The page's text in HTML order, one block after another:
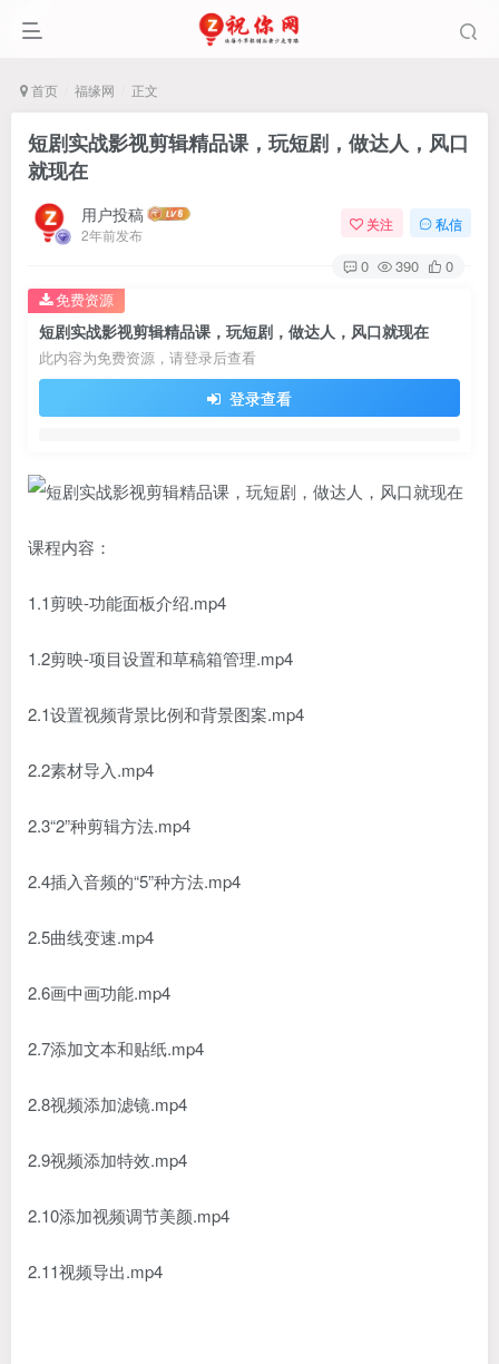
首页 福缘网 正文
短剧实战影视剪辑精品课，玩短剧，做达人，风口
就现在
用户投稿
2年前发布
关注 私信
0 390 0
短剧实战影视剪辑精品课，玩短剧，做达人，风口就现在
此内容为免费资源，请登录后查看
登录查看
免费资源
课程内容：
1.1剪映-功能面板介绍.mp4
1.2剪映-项目设置和草稿箱管理.mp4
2.1设置视频背景比例和背景图案.mp4
2.2素材导入.mp4
2.3“2”种剪辑方法.mp4
2.4插入音频的“5”种方法.mp4
2.5曲线变速.mp4
2.6画中画功能.mp4
2.7添加文本和贴纸.mp4
2.8视频添加滤镜.mp4
2.9视频添加特效.mp4
2.10添加视频调节美颜.mp4
2.11视频导出.mp4